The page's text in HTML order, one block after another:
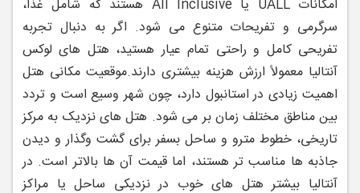
امکانات UALL یا All Inclusive هستند که شامل غذا،
سرگرمی و تفریحات متنوع می‌ شود. اگر به دنبال تجربه
تفریحی کامل و راحتی تمام ‌عیار هستید، هتل ‌های لوکس
آنتالیا معمولاً ارزش هزینه بیشتری دارند.موقعیت مکانی هتل
اهمیت زیادی در استانبول دارد، چون شهر وسیع است و تردد
بین مناطق مختلف زمان ‌بر می ‌شود. هتل ‌های نزدیک به مرکز
تاریخی، خطوط مترو و ساحل بسفر برای گشت ‌وگذار و دیدن
جاذبه‌ ها مناسب‌ تر هستند، اما قیمت‌ آن ها بالاتر است. در
آنتالیا بیشتر هتل ‌های خوب در نزدیکی ساحل یا مراکز